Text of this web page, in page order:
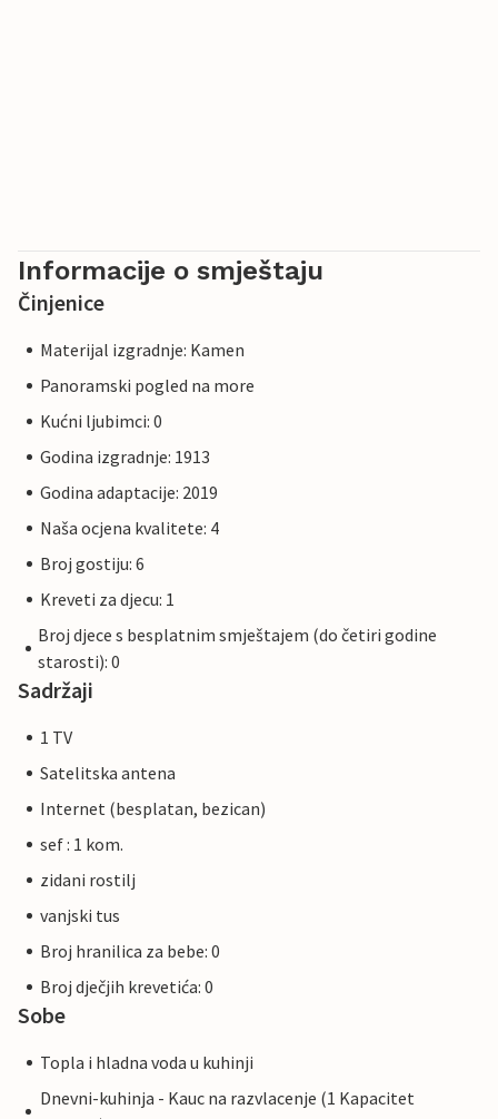
Informacije o smještaju
Činjenice
Materijal izgradnje: Kamen
Panoramski pogled na more
Kućni ljubimci: 0
Godina izgradnje: 1913
Godina adaptacije: 2019
Naša ocjena kvalitete: 4
Broj gostiju: 6
Kreveti za djecu: 1
Broj djece s besplatnim smještajem (do četiri godine
starosti): 0
Sadržaji
1 TV
Satelitska antena
Internet (besplatan, bezican)
sef : 1 kom.
zidani rostilj
vanjski tus
Broj hranilica za bebe: 0
Broj dječjih krevetića: 0
Sobe
Topla i hladna voda u kuhinji
Dnevni-kuhinja - Kauc na razvlacenje (1 Kapacitet